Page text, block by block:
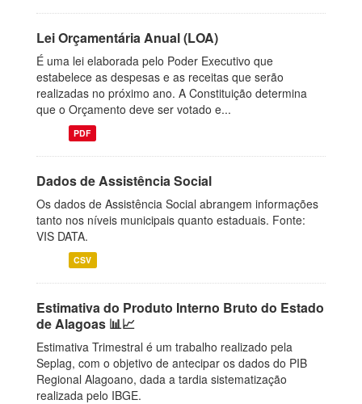
Lei Orçamentária Anual (LOA)
É uma lei elaborada pelo Poder Executivo que
estabelece as despesas e as receitas que serão
realizadas no próximo ano. A Constituição determina
que o Orçamento deve ser votado e...
PDF
Dados de Assistência Social
Os dados de Assistência Social abrangem informações
tanto nos níveis municipais quanto estaduais. Fonte:
VIS DATA.
CSV
Estimativa do Produto Interno Bruto do Estado
de Alagoas 📊📈
Estimativa Trimestral é um trabalho realizado pela
Seplag, com o objetivo de antecipar os dados do PIB
Regional Alagoano, dada a tardia sistematização
realizada pelo IBGE.